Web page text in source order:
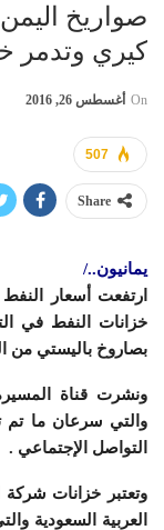
صواريخ
كيري وتدمر
On أغسطس 26, 2016
507
Share
يمانيون../
خزانات النفط في
بصاروخ باليستي من
ونشرت قناة
والتي سرعان ما تم
التواصل الإجتماعي .
وتعتبر خزانات
العربية السعودية